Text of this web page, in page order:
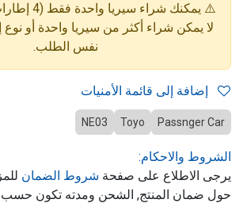
⚠️ يمكنك شراء سيريا واحدة فقط (4 إطارات) في كل طلب.
لا يمكن شراء أكثر من سيريا واحدة أو
نفس الطلب.
Passnger Car
Toyo
NE03
الشروط والاحكام:
يرجى الاطلاع على صفحة شروط الضمان
حول ضمان المنتج, الشحن ومدته تكون